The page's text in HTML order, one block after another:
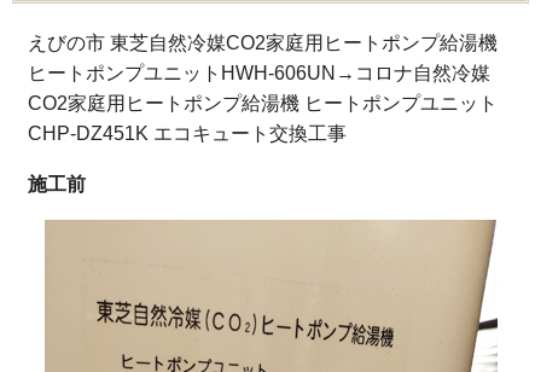
えびの市 東芝自然冷媒CO2家庭用ヒートポンプ給湯機
ヒートポンプユニットHWH-606UN→コロナ自然冷媒
CO2家庭用ヒートポンプ給湯機 ヒートポンプユニット
CHP-DZ451K エコキュート交換工事
施工前